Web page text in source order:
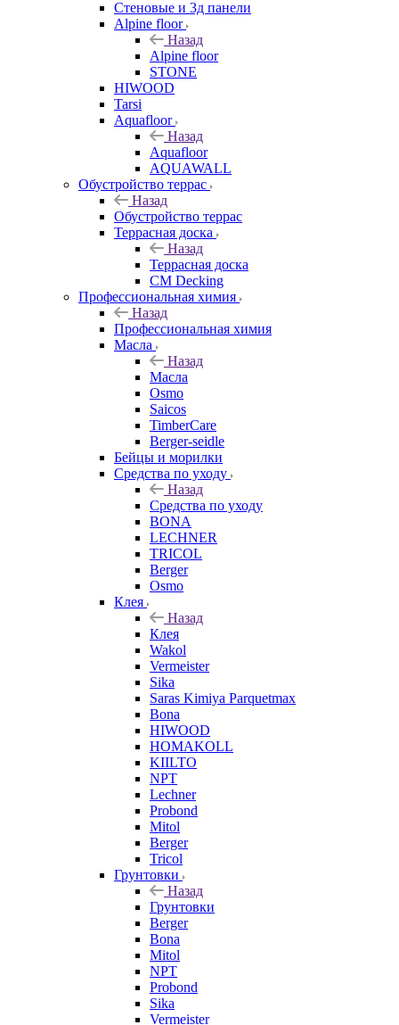
Стеновые и 3д панели
Alpine floor
Назад
Alpine floor
STONE
HIWOOD
Tarsi
Aquafloor
Назад
Aquafloor
AQUAWALL
Обустройство террас
Назад
Обустройство террас
Террасная доска
Назад
Террасная доска
CM Decking
Профессиональная химия
Назад
Профессиональная химия
Масла
Назад
Масла
Osmo
Saicos
TimberCare
Berger-seidle
Бейцы и морилки
Средства по уходу
Назад
Средства по уходу
BONA
LECHNER
TRICOL
Berger
Osmo
Клея
Назад
Клея
Wakol
Vermeister
Sika
Saras Kimiya Parquetmax
Bona
HIWOOD
HOMAKOLL
KIILTO
NPT
Lechner
Probond
Mitol
Berger
Tricol
Грунтовки
Назад
Грунтовки
Berger
Bona
Mitol
NPT
Probond
Sika
Vermeister